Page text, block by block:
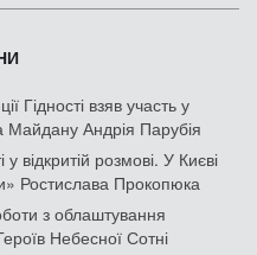
Гідності взяв участь у
Майдану Андрія Парубія
відкритій розмові. У Києві
Ростислава Прокопюка
з облаштування
Небесної Сотні